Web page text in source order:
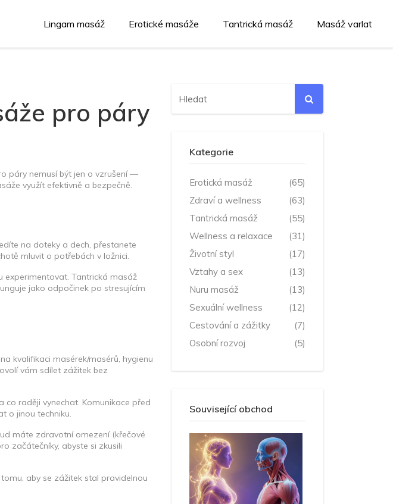
Lingam masáž Erotické masáže Tantrická masáž Masáž varlat
pro páry
páry nemusí být jen o vzrušení —
využít efektivně a bezpečně.
na doteky a dech, přestanete
mluvit o potřebách v ložnici.
experimentovat. Tantrická masáž
jako odpočinek po stresujícím
kvalifikaci masérek/masérů, hygienu
vám sdílet zážitek bez
co raději vynechat. Komunikace před
o jinou techniku.
máte zdravotní omezení (křečové
začátečníky, abyste si zkusili
aby se zážitek stal pravidelnou
Kategorie
Erotická masáž
(65)
Zdraví a wellness
(63)
Tantrická masáž
(55)
Wellness a relaxace
(31)
Životní styl
(17)
Vztahy a sex
(13)
Nuru masáž
(13)
Sexuální wellness
(12)
Cestování a zážitky
(7)
Osobní rozvoj
(5)
Související obchod